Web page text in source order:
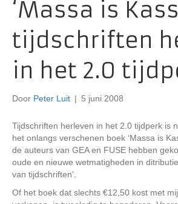
‘Massa is
tijdschriften
in het 2.0
Door Peter Luit | 5 juni 2008
Tijdschriften herleven in het 2.0 tijdperk is
het onlangs verschenen boek ‘Massa is
de auteurs van GEA en FUSE hebben
oude en nieuwe wetmatigheden in
van tijdschriften’.
Of het boek dat slechts €12,50 kost met